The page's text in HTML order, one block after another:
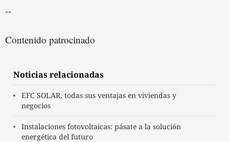
--
Contenido patrocinado
Noticias relacionadas
EFC SOLAR, todas sus ventajas en viviendas y
negocios
Instalaciones fotovoltaicas: pásate a la solución
energética del futuro